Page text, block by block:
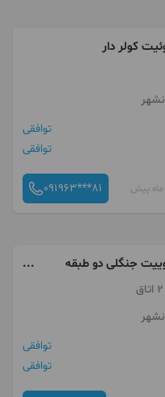
کولر دار
توافقی
توافقی
091963***81
جنگلی دو طبقه
توافقی
توافقی